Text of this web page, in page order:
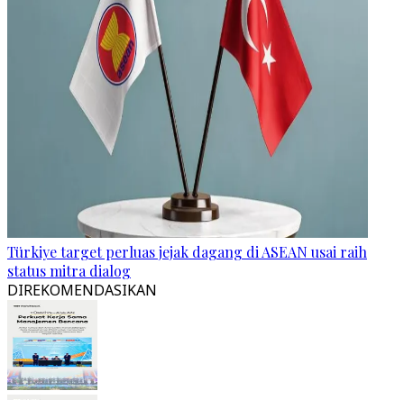
Türkiye target perluas jejak dagang di ASEAN usai raih
status mitra dialog
DIREKOMENDASIKAN